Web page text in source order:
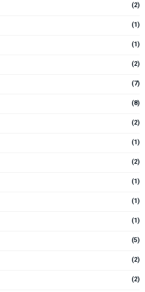
(2)
(1)
(1)
(2)
(7)
(8)
(2)
(1)
(2)
(1)
(1)
(1)
(5)
(2)
(2)